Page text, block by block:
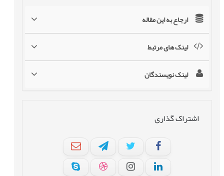
ارجاع به این مقاله
لینک های مرتبط
لینک نویسندگان
اشتراک گذاری